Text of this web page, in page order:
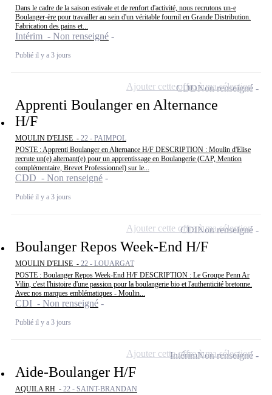
Dans le cadre de la saison estivale et de renfort d'activité, nous recrutons un-e
Boulanger-ère pour travailler au sein d'un véritable fournil en Grande Distribution.
Fabrication des pains et...
Intérim - Non renseigné
Publié il y a 3 jours
Apprenti Boulanger en Alternance
H/F
MOULIN D'ELISE - 22 - PAIMPOL
POSTE : Apprenti Boulanger en Alternance H/F DESCRIPTION : Moulin d'Elise
recrute un(e) alternant(e) pour un apprentissage en Boulangerie (CAP, Mention
complémentaire, Brevet Professionnel) sur le...
CDD - Non renseigné
Publié il y a 3 jours
CDDNon renseigné
Ajouter cette offre à ma sélection
Boulanger Repos Week-End H/F
MOULIN D'ELISE - 22 - LOUARGAT
POSTE : Boulanger Repos Week-End H/F DESCRIPTION : Le Groupe Penn Ar
Vilin, c'est l'histoire d'une passion pour la boulangerie bio et l'authenticité bretonne.
Avec nos marques emblématiques - Moulin...
CDI - Non renseigné
Publié il y a 3 jours
CDINon renseigné
Ajouter cette offre à ma sélection
Aide-Boulanger H/F
AQUILA RH - 22 - SAINT-BRANDAN
IntérimNon renseigné
Ajouter cette offre à ma sélection